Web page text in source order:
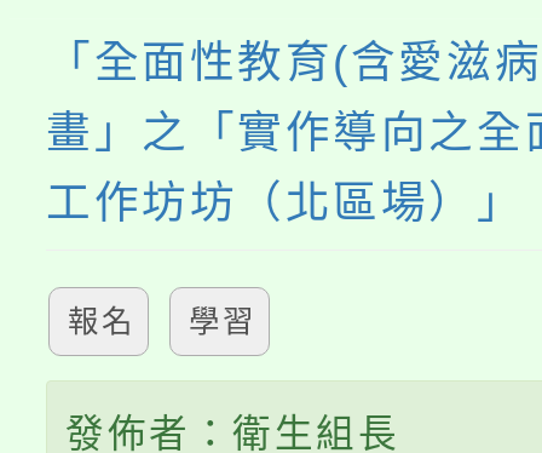
「全面性教育(含愛滋
畫」之「實作導向之全
工作坊坊（北區場）」
報名 學習
發佈者：衛生組長